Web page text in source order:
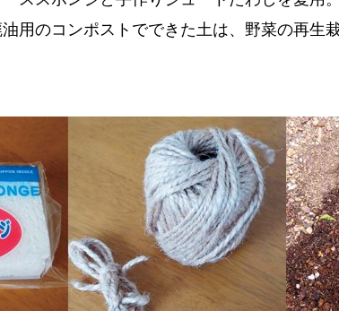
用のコンポストでできた土は、野菜の再生栽